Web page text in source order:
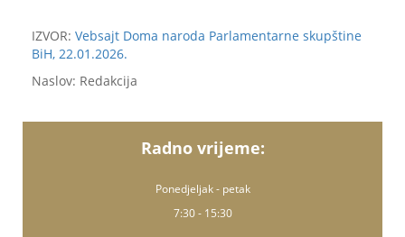
IZVOR: Vebsajt Doma naroda Parlamentarne skupštine
BiH, 22.01.2026.
Naslov: Redakcija
Radno vrijeme:
Ponedjeljak - petak
7:30 - 15:30